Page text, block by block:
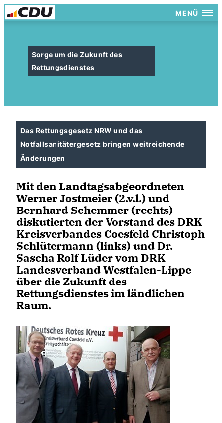
MENÜ
Sorge um die Zukunft des
Rettungsdienstes
Das Rettungsgesetz NRW und das
Notfallsanitätergesetz bringen weitreichende
Änderungen
Mit den Landtagsabgeordneten
Werner Jostmeier (2.v.l.) und
Bernhard Schemmer (rechts)
diskutierten der Vorstand des DRK
Kreisverbandes Coesfeld Christoph
Schlütermann (links) und Dr.
Sascha Rolf Lüder vom DRK
Landesverband Westfalen-Lippe
über die Zukunft des
Rettungsdienstes im ländlichen
Raum.